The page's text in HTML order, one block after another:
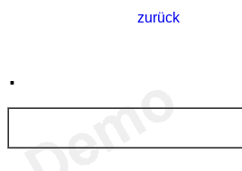
zurück
.